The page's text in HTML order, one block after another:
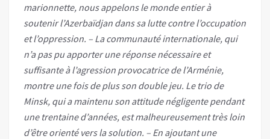
marionnette, nous appelons le monde entier à
soutenir l’Azerbaïdjan dans sa lutte contre l’occupation
et l’oppression. – La communauté internationale, qui
n’a pas pu apporter une réponse nécessaire et
suffisante à l’agression provocatrice de l’Arménie,
montre une fois de plus son double jeu. Le trio de
Minsk, qui a maintenu son attitude négligente pendant
une trentaine d’années, est malheureusement très loin
d’être orienté vers la solution. – En ajoutant une